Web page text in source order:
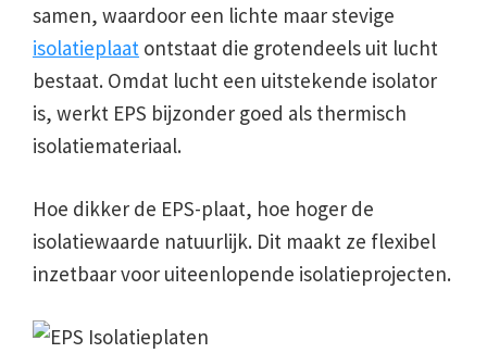
samen, waardoor een lichte maar stevige
isolatieplaat ontstaat die grotendeels uit lucht
bestaat. Omdat lucht een uitstekende isolator
is, werkt EPS bijzonder goed als thermisch
isolatiemateriaal.
Hoe dikker de EPS-plaat, hoe hoger de
isolatiewaarde natuurlijk. Dit maakt ze flexibel
inzetbaar voor uiteenlopende isolatieprojecten.